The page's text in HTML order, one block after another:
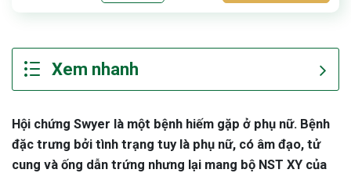
Hội chứng Swyer là một bệnh hiếm gặp ở phụ nữ. Bệnh
đặc trưng bởi tình trạng tuy là phụ nữ, có âm đạo, tử
cung và ống dẫn trứng nhưng lại mang bộ NST XY của